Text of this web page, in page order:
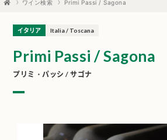
ワイン検索 Primi Passi / Sagona
Primi Passi / Sagona
プリミ・パッシ / サゴナ
イタリア Italia / Toscana